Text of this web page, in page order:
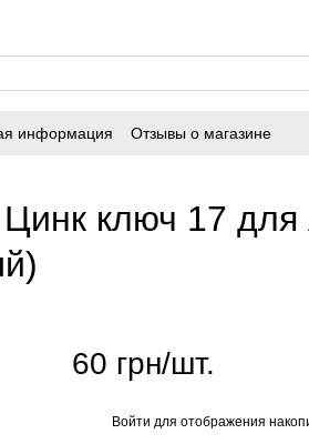
информация Отзывы о магазине
ключ 17 для
60 грн/шт.
Войти для отображения